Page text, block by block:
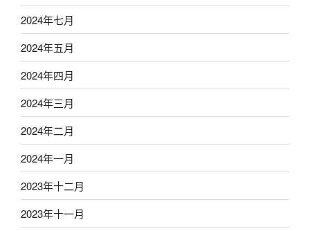
2024年七月
2024年五月
2024年四月
2024年三月
2024年二月
2024年一月
2023年十二月
2023年十一月